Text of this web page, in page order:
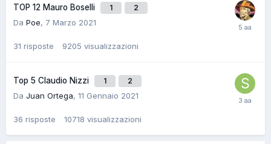
TOP 12 Mauro Boselli 1 2
Da Poe, 7 Marzo 2021
31 risposte 9205 visualizzazioni
Top 5 Claudio Nizzi 1 2
Da Juan Ortega, 11 Gennaio 2021
36 risposte 10718 visualizzazioni